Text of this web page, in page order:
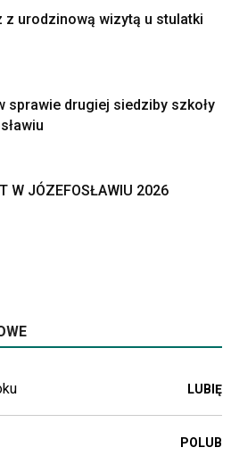
z urodzinową wizytą u stulatki
sprawie drugiej siedziby szkoły
W JÓZEFOSŁAWIU 2026
LUBIĘ
POLUB